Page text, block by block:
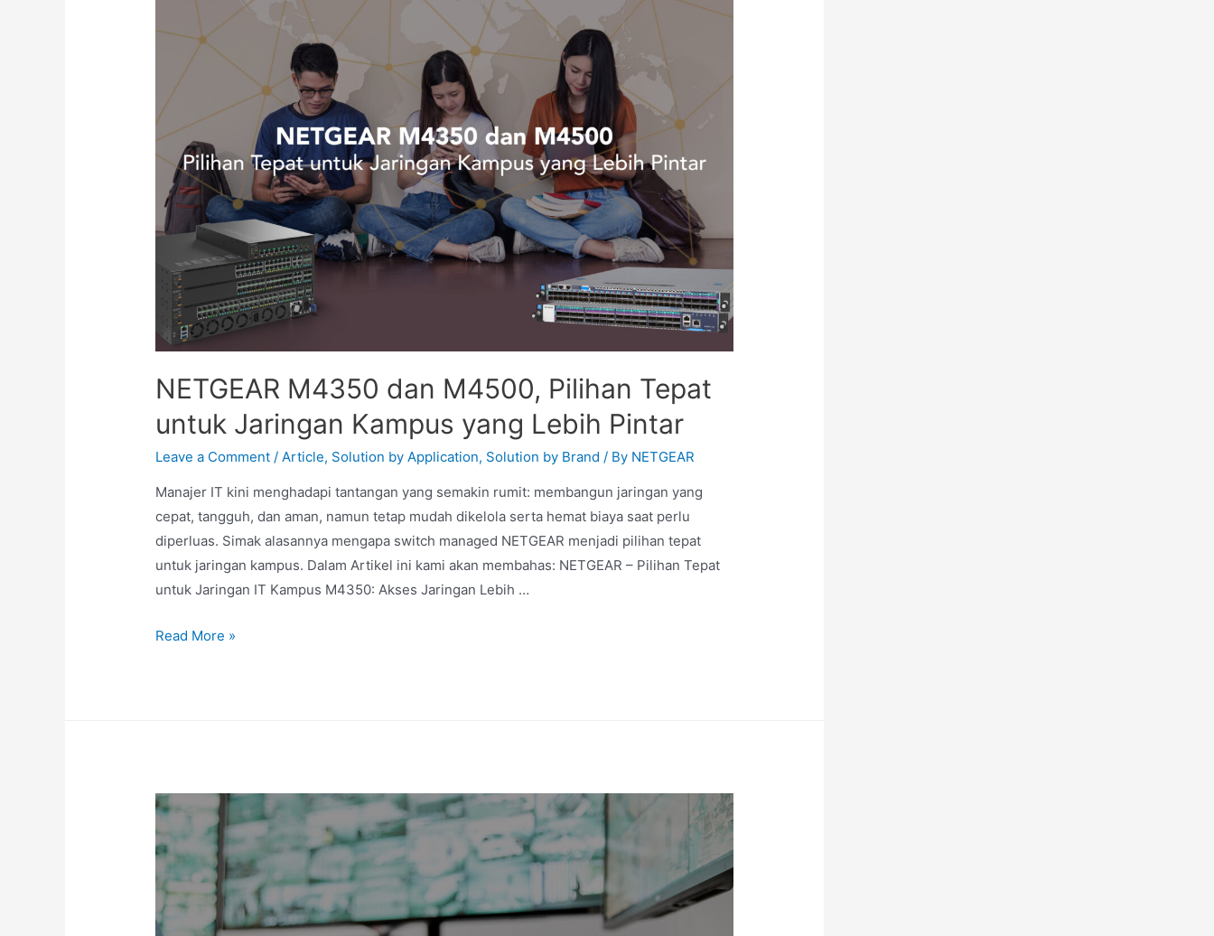
NETGEAR M4350 dan M4500, Pilihan Tepat
untuk Jaringan Kampus yang Lebih Pintar
Leave a Comment /Article, Solution by Application, Solution by Brand / By NETGEAR
Manajer IT kini menghadapi tantangan yang semakin rumit: membangun jaringan yang
cepat, tangguh, dan aman, namun tetap mudah dikelola serta hemat biaya saat perlu
diperluas. Simak alasannya mengapa switch managed NETGEAR menjadi pilihan tepat
untuk jaringan kampus. Dalam Artikel ini kami akan membahas: NETGEAR – Pilihan Tepat
untuk Jaringan IT Kampus M4350: Akses Jaringan Lebih …
Read More »